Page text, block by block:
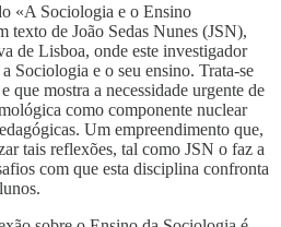
«A Sociologia e o Ensino
texto de João Sedas Nunes (JSN),
de Lisboa, onde este investigador
Sociologia e o seu ensino. Trata-se
que mostra a necessidade urgente de
como componente nuclear
Um empreendimento que,
tais reflexões, tal como JSN o faz a
com que esta disciplina confronta